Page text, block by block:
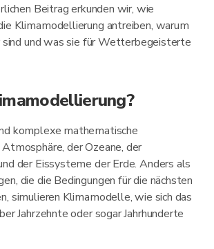
Beitrag erkunden wir, wie
Klimamodellierung antreiben, warum
sind und was sie für Wetterbegeisterte
komplexe mathematische
der Ozeane, der
der Eissysteme der Erde. Anders als
die die Bedingungen für die nächsten
simulieren Klimamodelle, wie sich das
Jahrzehnte oder sogar Jahrhunderte